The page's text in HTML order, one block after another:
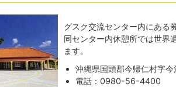
グスク交流センター内にある
同センター内休憩所では世界
ます。
沖縄県国頭郡今帰仁村字
電話：0980-56-4400